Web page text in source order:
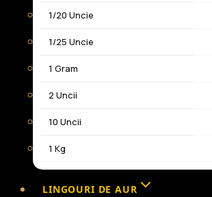
1/20 Uncie
1/25 Uncie
1 Gram
2 Uncii
10 Uncii
1 Kg
LINGOURI DE AUR